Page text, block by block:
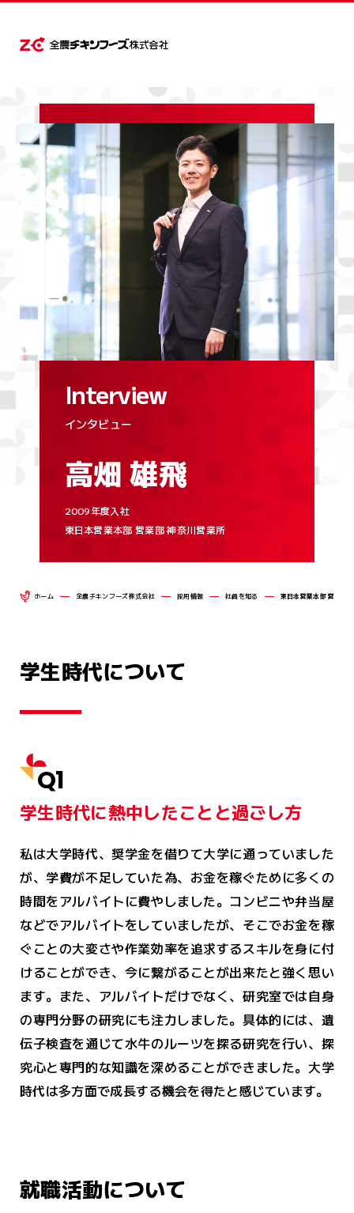
企業情報
ごあいさつ 会社概要
経営理念・
FSSC22000、ISO及びJ-GAP認証・取得
事業所一覧
広報動画ライブラリー
商品情報
宮崎県産
国産若どり
鹿児島県産
国産若どり
健康咲鶏
鹿児島いいとこ鶏
さつま若しゃも
岩手県産
みちのく清流どり
採用情報
全農チキンフーズを知る
事業紹介
採用基本情報
企業情報
ごあいさつ
会社概要
経営理念・行動規範
FSSC22000、ISO及びJ-GAP認証・取得
沿革
事業所一覧
個人情報保護方針
商品情報
宮崎県産
国産若どり
はまゆうどり
鹿児島県産
国産若どり
鹿児島いいとこ鶏
さつま若しゃも
みちのく清流どり
採用情報
全農チキンフーズを知る
事業紹介
社員を知る
働く環境
採用基本情報
新卒採用（マイナビ2028）
全農チキンフーズグループ 公式アカウ
ニュース
Interview
インタビュー
高畑 雄飛
2009年度入社
東日本営業本部 営業部 神奈川営業所
ホーム 全農チキンフーズ株式会社 採用情報 社員を知る 東日本営業本部 営業部
学生時代について
Q1
学生時代に熱中したことと過ごし方
私は大学時代、奨学金を借りて大学に通っていました
が、学費が不足していた為、お金を稼ぐために多くの
時間をアルバイトに費やしました。コンビニや弁当屋
などでアルバイトをしていましたが、そこでお金を稼
ぐことの大変さや作業効率を追求するスキルを身に付
けることができ、今に繋がることが出来たと強く思い
ます。また、アルバイトだけでなく、研究室では自身
の専門分野の研究にも注力しました。具体的には、遺
伝子検査を通じて水牛のルーツを探る研究を行い、探
究心と専門的な知識を深めることができました。大学
時代は多方面で成長する機会を得たと感じています。
就職活動について